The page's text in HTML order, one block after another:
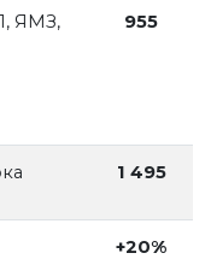
ЯМЗ,
955
1 495
+20%